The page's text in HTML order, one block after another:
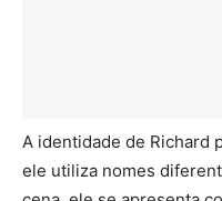
A identidade de Richard
ele utiliza nomes